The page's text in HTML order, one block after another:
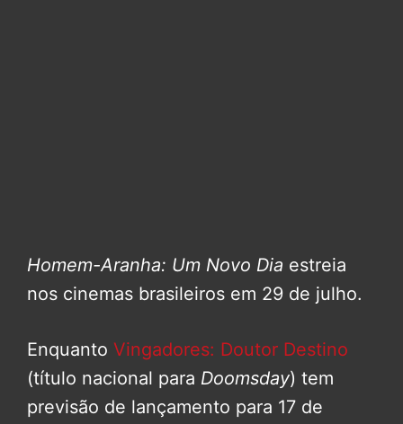
Homem-Aranha: Um Novo Dia estreia
nos cinemas brasileiros em 29 de julho.
Enquanto Vingadores: Doutor Destino
(título nacional para Doomsday) tem
previsão de lançamento para 17 de